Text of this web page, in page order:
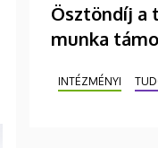
Ösztöndíj a
munka
INTÉZMÉNYI